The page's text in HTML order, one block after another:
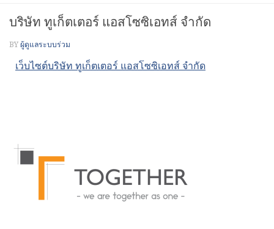
บริษัท ทูเก็ตเตอร์ แอสโซซิเอทส์ จำกัด
BY ผู้ดูแลระบบร่วม
เว็บไซต์บริษัท ทูเก็ตเตอร์ แอสโซซิเอทส์ จำกัด